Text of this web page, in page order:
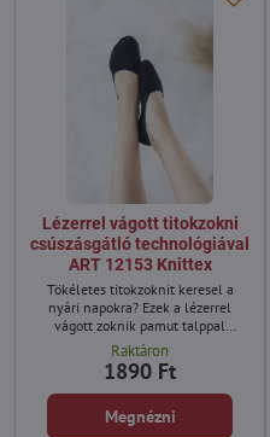
Lézerrel vágott titokzokni
csúszásgátló technológiával
ART 12153 Knittex
Tökéletes titokzoknit keresel a
nyári napokra? Ezek a lézerrel
vágott zoknik pamut talppal
ideálisak balerinacipőhöz,
magassarkúhoz vagy sportcipőhöz.
A talpon található szilikon és a
csúszásgátló technológia biztosítja,
hogy a zokni a helyén maradjon
Raktáron
1890 Ft
Megnézni